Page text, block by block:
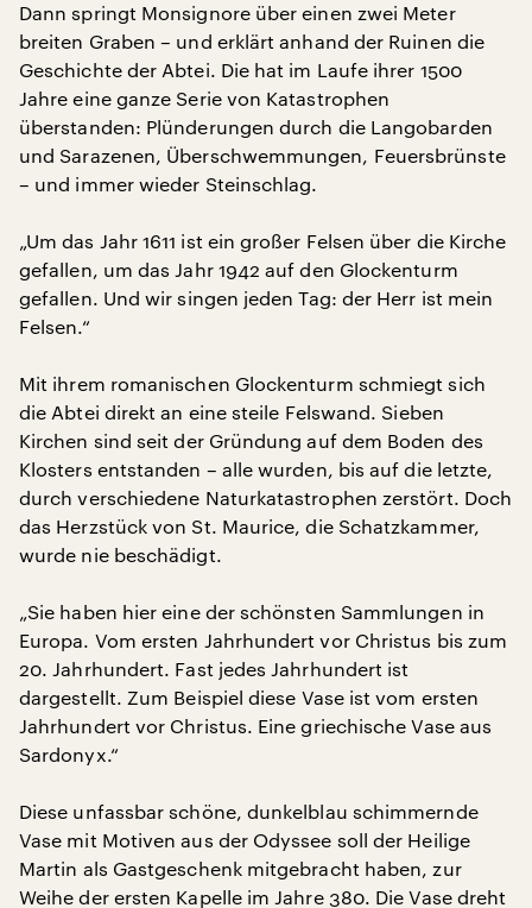
Dann springt Monsignore über einen zwei Meter
breiten Graben – und erklärt anhand der Ruinen die
Geschichte der Abtei. Die hat im Laufe ihrer 1500
Jahre eine ganze Serie von Katastrophen
überstanden: Plünderungen durch die Langobarden
und Sarazenen, Überschwemmungen, Feuersbrünste
– und immer wieder Steinschlag.
„Um das Jahr 1611 ist ein großer Felsen über die Kirche
gefallen, um das Jahr 1942 auf den Glockenturm
gefallen. Und wir singen jeden Tag: der Herr ist mein
Felsen.“
Mit ihrem romanischen Glockenturm schmiegt sich
die Abtei direkt an eine steile Felswand. Sieben
Kirchen sind seit der Gründung auf dem Boden des
Klosters entstanden – alle wurden, bis auf die letzte,
durch verschiedene Naturkatastrophen zerstört. Doch
das Herzstück von St. Maurice, die Schatzkammer,
wurde nie beschädigt.
„Sie haben hier eine der schönsten Sammlungen in
Europa. Vom ersten Jahrhundert vor Christus bis zum
20. Jahrhundert. Fast jedes Jahrhundert ist
dargestellt. Zum Beispiel diese Vase ist vom ersten
Jahrhundert vor Christus. Eine griechische Vase aus
Sardonyx.“
Diese unfassbar schöne, dunkelblau schimmernde
Vase mit Motiven aus der Odyssee soll der Heilige
Martin als Gastgeschenk mitgebracht haben, zur
Weihe der ersten Kapelle im Jahre 380. Die Vase dreht